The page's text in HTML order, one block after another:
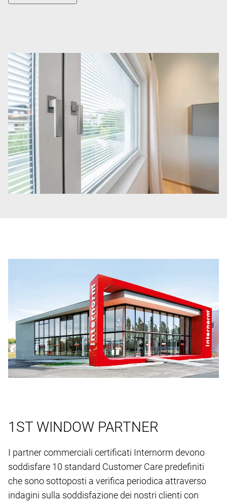
1ST WINDOW PARTNER
I partner commerciali certificati Internorm devono
soddisfare 10 standard Customer Care predefiniti
che sono sottoposti a verifica periodica attraverso
indagini sulla soddisfazione dei nostri clienti con